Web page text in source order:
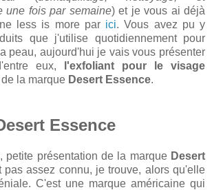
une fois par semaine) et je vous ai déjà
less is more par ici. Vous avez pu y
que j'utilise quotidiennement pour
peau, aujourd'hui je vais vous présenter
eux, l'exfoliant pour le visage
la marque Desert Essence.
Essence
petite présentation de la marque Desert
pas assez connu, je trouve, alors qu'elle
C'est une marque américaine qui